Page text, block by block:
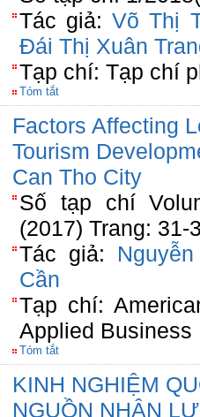
Tác giả:Võ Thị
Đái Thị Xuân
Tạp chí: Tạp chí
Tóm tắt
Factors Affecting
Tourism
Can Tho City
Số tạp chí
(2017) Trang: 31-
Tác giả:
Cần
Tạp chí:
Applied Business
Tóm tắt
KINH NGHIỆM
NGUỒN NHÂN